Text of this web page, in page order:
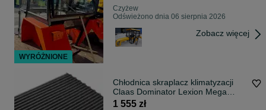
Czyżew
Odświeżono dnia 06 sierpnia 2026
Zobacz więcej
Chłodnica skraplacz klimatyzacji
Claas Dominator Lexion Mega
Medion 077983
1 555 zł
WYRÓŻNIONE